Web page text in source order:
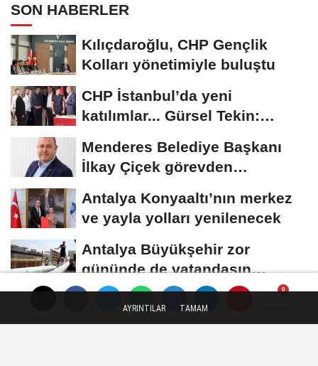
SON HABERLER
Kılıçdaroğlu, CHP Gençlik
Kolları yönetimiyle buluştu
CHP İstanbul’da yeni
katılımlar... Gürsel Tekin:
Menderes Belediye Başkanı
İlkay Çiçek görevden
Antalya Konyaaltı’nın merkez
ve yayla yolları yenilenecek
Antalya Büyükşehir zor
gününde de vatandaşın
yanında
AYRINTILAR TAMAM